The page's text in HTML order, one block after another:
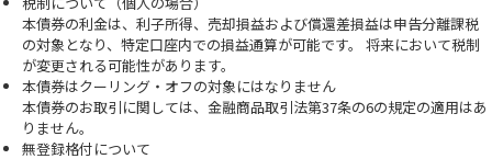
本債券の利金は、利子所得、売却損益および償還差損益は申告分離課税
の対象となり、特定口座内での損益通算が可能です。 将来において税制
が変更される可能性があります。
本債券はクーリング・オフの対象にはなりません
本債券のお取引に関しては、金融商品取引法第37条の6の規定の適用はあ
りません。
無登録格付について